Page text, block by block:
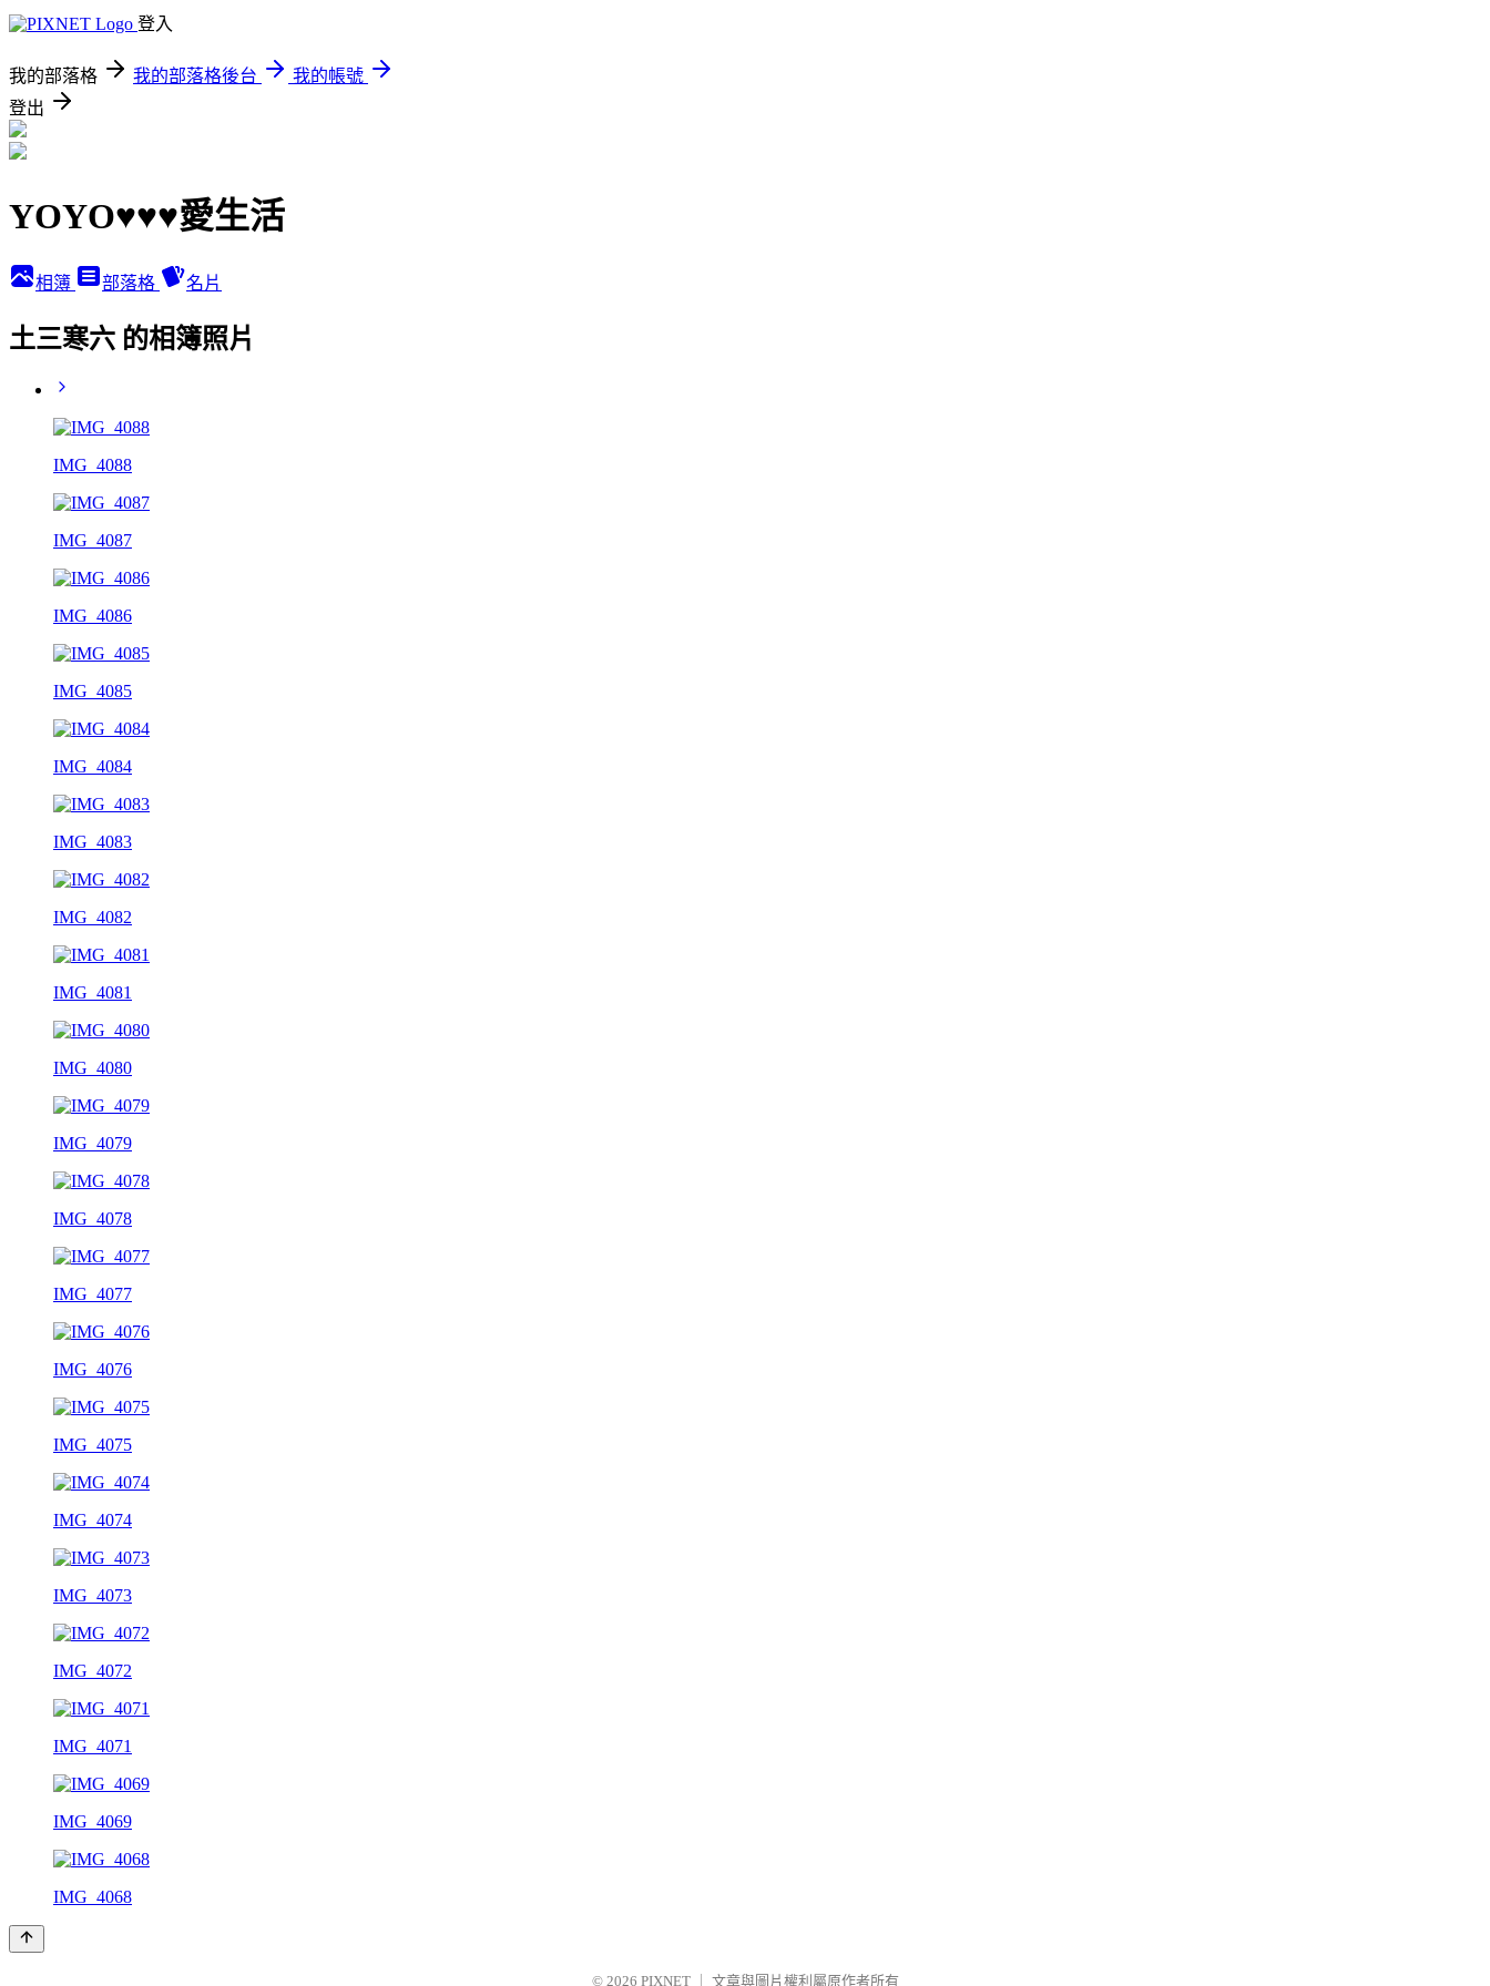
登入
我的部落格 我的部落格後台
我的帳號
登出
YOYO♥♥♥愛生活
相簿 部落格 名片
土三寒六 的相簿照片
IMG_4088
IMG_4087
IMG_4086
IMG_4085
IMG_4084
IMG_4083
IMG_4082
IMG_4081
IMG_4080
IMG_4079
IMG_4078
IMG_4077
IMG_4076
IMG_4075
IMG_4074
IMG_4073
IMG_4072
IMG_4071
IMG_4069
IMG_4068
© 2026 PIXNET 文章與圖片權利屬原作者所有